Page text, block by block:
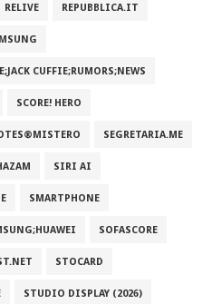
RELIVE REPUBBLICA.IT
CUFFIE;RUMORS;NEWS
SCORE! HERO
SEGRETARIA.ME
SIRI AI
SMARTPHONE
SOFASCORE
STOCARD
STUDIO DISPLAY (2026)